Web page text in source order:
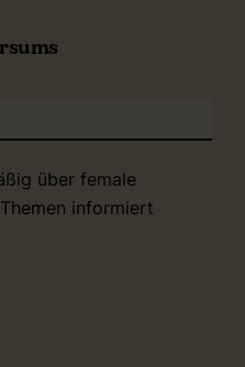
über female
informiert